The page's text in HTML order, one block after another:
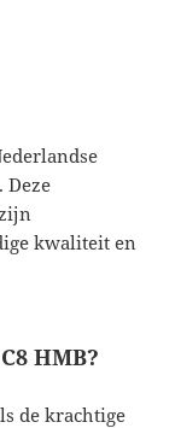
Deze
kwaliteit en
HMB?
de krachtige